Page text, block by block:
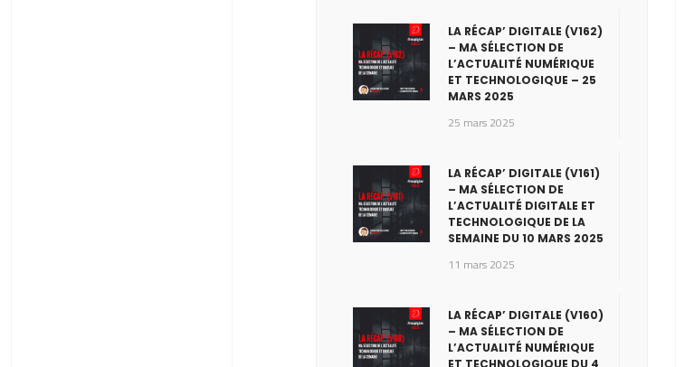
LA RÉCAP’ DIGITALE (V162)
– MA SÉLECTION DE
L’ACTUALITÉ NUMÉRIQUE
ET TECHNOLOGIQUE – 25
MARS 2025
25 mars 2025
LA RÉCAP’ DIGITALE (V161)
– MA SÉLECTION DE
L’ACTUALITÉ DIGITALE ET
TECHNOLOGIQUE DE LA
SEMAINE DU 10 MARS 2025
11 mars 2025
LA RÉCAP’ DIGITALE (V160)
– MA SÉLECTION DE
L’ACTUALITÉ NUMÉRIQUE
ET TECHNOLOGIQUE DU 4